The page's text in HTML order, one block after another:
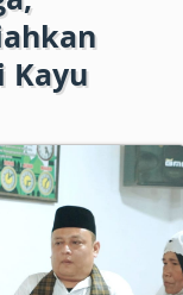
Kayu